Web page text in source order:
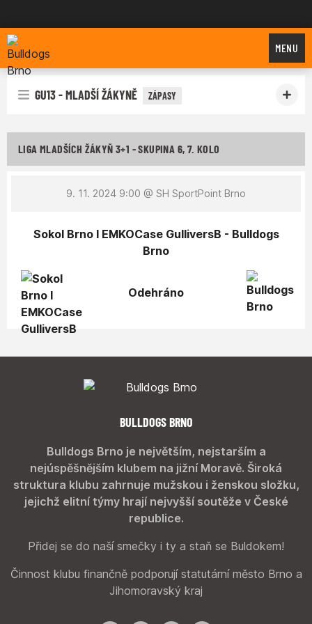
Bulldogs Brno
MENU
GU13 - MLADŠÍ ŽÁKYNĚ ZÁPASY
LIGA MLADŠÍCH ŽÁKYŇ 3+1 - SKUPINA 6, 7. KOLO
9. 11. 2024 9:00 @ SH SportPoint Brno
Sokol Brno I EMKOCase GulliversB - Bulldogs
Brno
Odehráno
BULLDOGS BRNO
Bulldogs Brno je největším, nejstarším a
nejúspěšnějším klubem na jižní Moravě. Široká
struktura klubu zahrnuje mužskou i ženskou složku,
jejichž elitní týmy hrají nejvyšší soutěže v České
republice.
Přidej se do naší smečky i ty a staň se Buldokem!
Činnost klubu finančně podporují statutární město Brno a
Jihomoravský kraj